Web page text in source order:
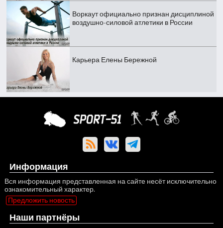
Воркаут официально признан дисциплиной
воздушно-силовой атлетики в России
Карьера Елены Бережной
Информация
Вся информация представленная на сайте несёт исключительно
ознакомительный характер.
Предложить новость
Наши партнёры